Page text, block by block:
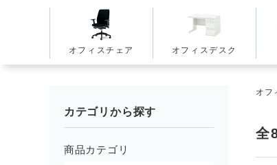
オフィスチェア オフィスデスク
オフ
全
カテゴリから探す
商品カテゴリ